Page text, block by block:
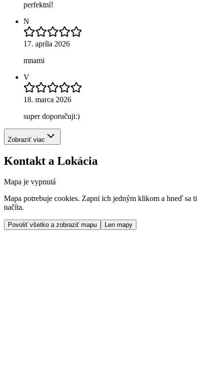
perfektní!
N
17. apríla 2026
mnami
V
18. marca 2026
super doporučuji:)
Zobraziť viac
Kontakt a Lokácia
Mapa je vypnutá
Mapa potrebuje cookies. Zapni ich jedným klikom a hneď sa ti
načíta.
Povoliť všetko a zobraziť mapu Len mapy